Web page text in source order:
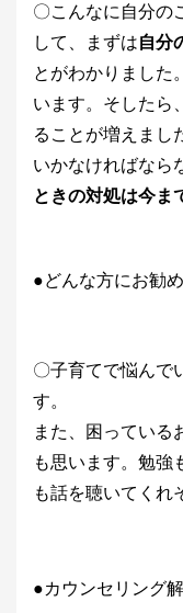
〇こんなに自分の
して、まずは自分
とがわかりました
います。そしたら
ることが増えまし
いかなければなら
ときの対処は今ま
●どんな方にお勧
〇子育てで悩んで
す。
また、困っている
も思います。勉強
も話を聴いてくれ
●カウンセリング